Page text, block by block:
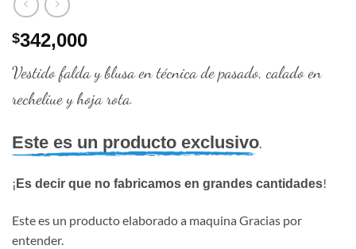
$342,000
Vestido falda y blusa en técnica de pasado, calado en
recheliue y hoja rota.
Este es un producto exclusivo.
¡ Es decir que no fabricamos en grandes cantidades!
Este es un producto elaborado a maquina Gracias por
entender.